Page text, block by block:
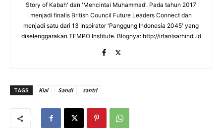
Story of Kabah' dan 'Mencintai Muhammad'. Pada tahun 2017
menjadi finalis British Council Future Leaders Connect dan
menjadi satu dari 13 Inspirator 'Panggung Indonesia 2045' yang
diselenggarakan TEMPO Institute. Blognya: http://irfanlsarhindi.id
TAGS Kiai Sandi santri